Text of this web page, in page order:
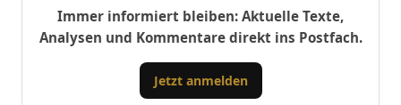
Immer informiert bleiben: Aktuelle Texte,
Analysen und Kommentare direkt ins Postfach.
Jetzt anmelden